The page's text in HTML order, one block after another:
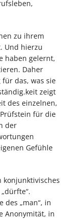
zu ihrem
Und hierzu
haben gelernt,
Daher
das, was sie
zeigt
des einzelnen,
für die
der
Gefühle
konjunktivisches
des „man“, in
Anonymität, in